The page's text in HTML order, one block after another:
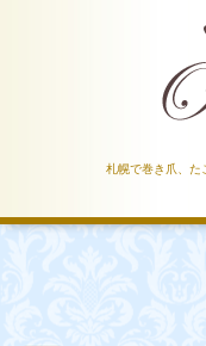
札幌で巻き爪、た